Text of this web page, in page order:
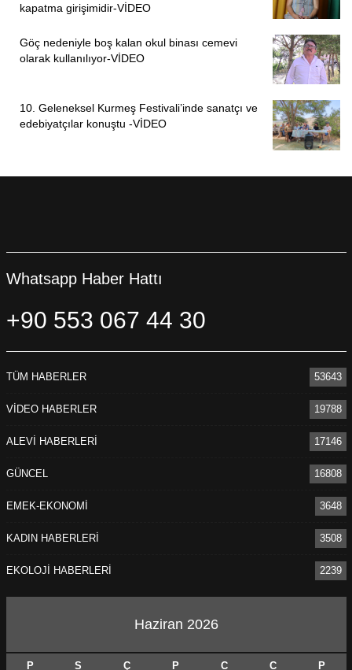
kapatma girişimidir-VİDEO
Göç nedeniyle boş kalan okul binası cemevi
olarak kullanılıyor-VİDEO
10. Geleneksel Kurmeş Festivali’inde sanatçı ve
edebiyatçılar konuştu -VİDEO
Whatsapp Haber Hattı
+90 553 067 44 30
TÜM HABERLER 53643
VİDEO HABERLER 19788
ALEVİ HABERLERİ 17146
GÜNCEL 16808
EMEK-EKONOMİ 3648
KADIN HABERLERİ 3508
EKOLOJİ HABERLERİ 2239
Haziran 2026
P S Ç P C C P